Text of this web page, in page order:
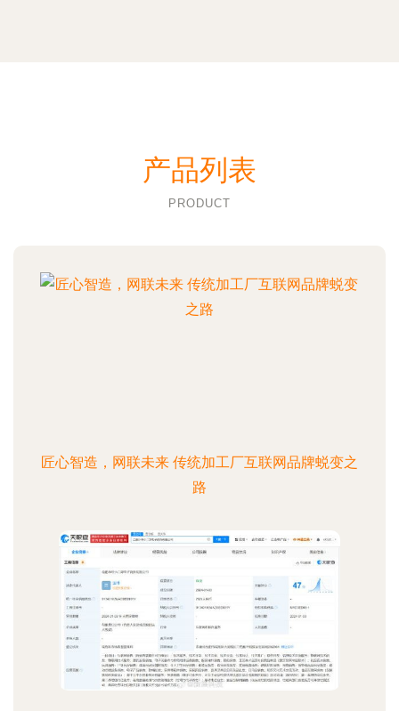
产品列表
PRODUCT
匠心智造，网联未来 传统加工厂互联网品牌蜕变之
路